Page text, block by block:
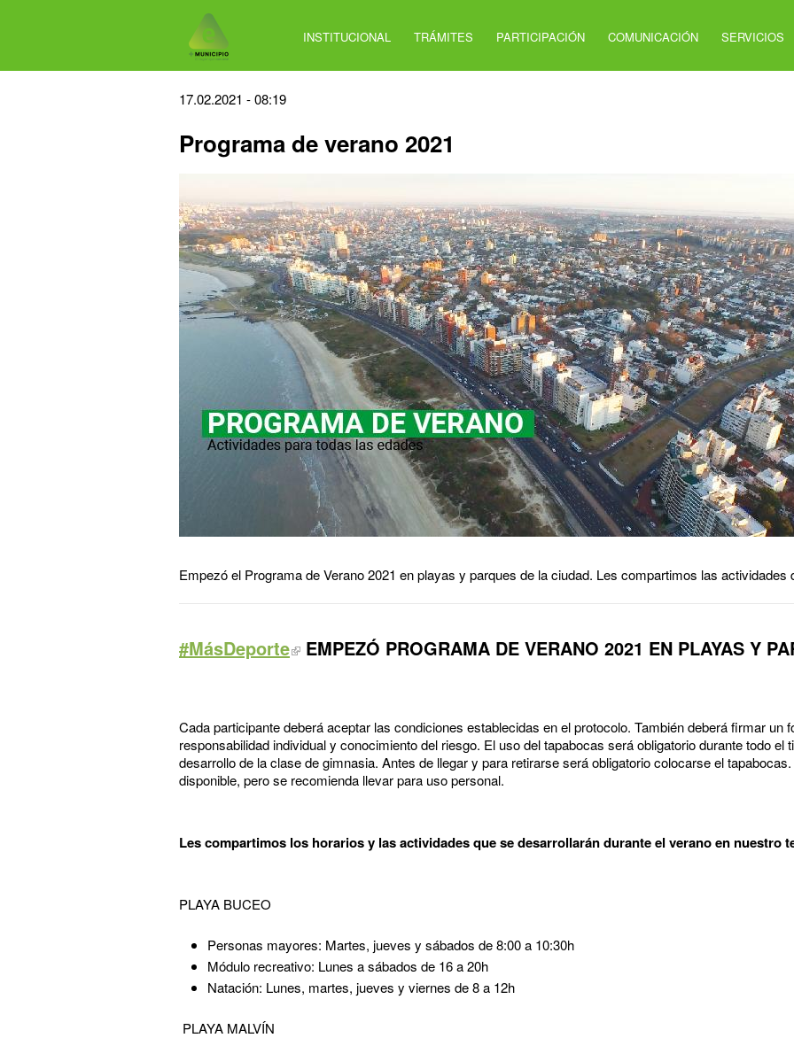
INSTITUCIONAL TRÁMITES PARTICIPACIÓN COMUNICACIÓN SERVICIOS
Back
top
17.02.2021 - 08:19
Programa de verano 2021
Empezó el Programa de Verano 2021 en playas y parques de la ciudad. Les compartimos las actividades
#MásDeporte EMPEZÓ PROGRAMA DE VERANO 2021 EN PLAYAS Y
Cada participante deberá aceptar las condiciones establecidas en el protocolo. También deberá firmar un
responsabilidad individual y conocimiento del riesgo. El uso del tapabocas será obligatorio durante todo el
desarrollo de la clase de gimnasia. Antes de llegar y para retirarse será obligatorio colocarse el
disponible, pero se recomienda llevar para uso personal.
Les compartimos los horarios y las actividades que se desarrollarán durante el verano en nuestro
PLAYA BUCEO
Personas mayores: Martes, jueves y sábados de 8:00 a 10:30h
Módulo recreativo: Lunes a sábados de 16 a 20h
Natación: Lunes, martes, jueves y viernes de 8 a 12h
PLAYA MALVÍN